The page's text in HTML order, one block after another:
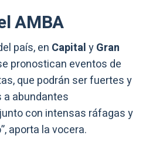
AMBA
país, en CapitalyGran
pronostican eventos de
que podrán ser fuertes y
abundantes
con intensas ráfagas y
aporta la vocera.